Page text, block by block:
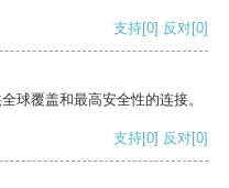
支持[0] 反对[0]
球覆盖和最高安全性的连接。
支持[0] 反对[0]